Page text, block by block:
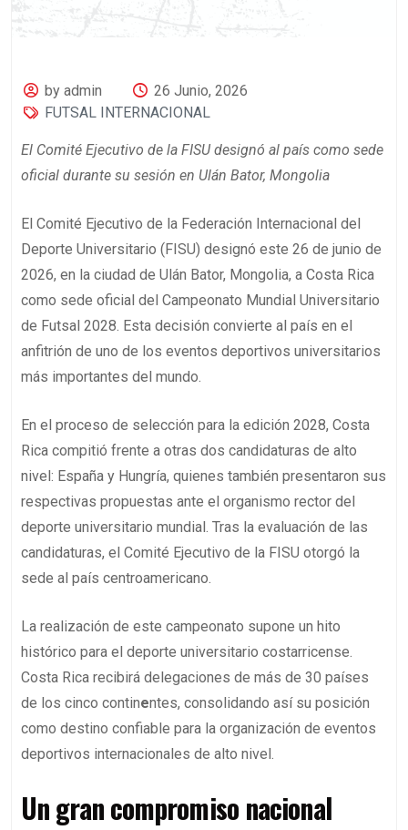
by admin
26 Junio, 2026
FUTSAL INTERNACIONAL
El Comité Ejecutivo de la FISU designó al país como sede
oficial durante su sesión en Ulán Bator, Mongolia
El Comité Ejecutivo de la Federación Internacional del
Deporte Universitario (FISU) designó este 26 de junio de
2026, en la ciudad de Ulán Bator, Mongolia, a Costa Rica
como sede oficial del Campeonato Mundial Universitario
de Futsal 2028. Esta decisión convierte al país en el
anfitrión de uno de los eventos deportivos universitarios
más importantes del mundo.
En el proceso de selección para la edición 2028, Costa
Rica compitió frente a otras dos candidaturas de alto
nivel: España y Hungría, quienes también presentaron sus
respectivas propuestas ante el organismo rector del
deporte universitario mundial. Tras la evaluación de las
candidaturas, el Comité Ejecutivo de la FISU otorgó la
sede al país centroamericano.
La realización de este campeonato supone un hito
histórico para el deporte universitario costarricense.
Costa Rica recibirá delegaciones de más de 30 países
de los cinco continentes, consolidando así su posición
como destino confiable para la organización de eventos
deportivos internacionales de alto nivel.
Un gran compromiso nacional